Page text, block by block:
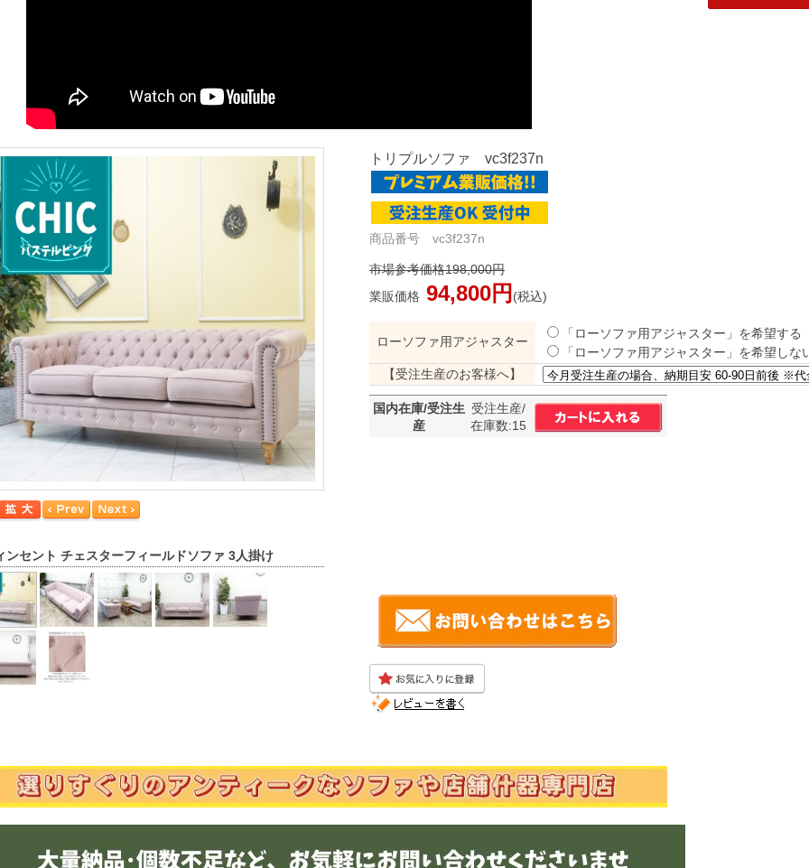
トリプルソファ vc3f237n
商品番号 vc3f237n
市場参考価格198,000円
業販価格 94,800円 (税込)
ローソファ用アジャスター
「ローソファ用アジャスター」を希望する
「ローソファ用アジャスター」を希望しな
【受注生産のお客様へ】
国内在庫/受注生
産
受注生産/
在庫数:15
ンセント チェスターフィールドソファ 3人掛け